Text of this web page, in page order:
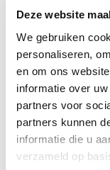
Deze website
We gebruiken
personaliseren,
en om ons
informatie over
partners voor
partners kunnen
informatie die u
verzameld op
ervaring.
en uit hun
over als het
huis gaat? Een
intellectuele en
compleet maakt.
doelstelling van
inzichten
gedaan maar